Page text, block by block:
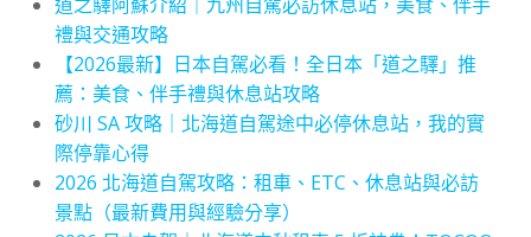
禮與交通攻略
【2026最新】日本自駕必看！全日本「道之驛」推
薦：美食、伴手禮與休息站攻略
砂川 SA 攻略｜北海道自駕途中必停休息站，我的實
際停靠心得
2026 北海道自駕攻略：租車、ETC、休息站與必訪
景點（最新費用與經驗分享）